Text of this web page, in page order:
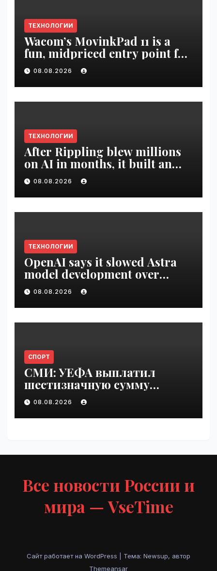
ТЕХНОЛОГИИ
Wacom’s MovinkPad 11 is a
fun, midpriced entry point for
digital artists | VseTime.ru
08.08.2026
ТЕХНОЛОГИИ
After Rippling blew millions
on AI in months, it built an
employee ROI tool |
VseTime.ru
08.08.2026
ТЕХНОЛОГИИ
OpenAI says it slowed Astra
model development over
security concerns | VseTime.ru
08.08.2026
СПОРТ
СМИ: УЕФА выплатил
шестизначную сумму
любовнице Инфантино |
VseTime.ru
08.08.2026
Все новости России и
мира — VseTime
Сайт работает на WordPress
Тема: Newsup, автор
Themeansar